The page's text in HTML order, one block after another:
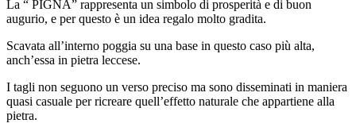
La “ PIGNA” rappresenta un simbolo di prosperità e di buon
augurio, e per questo è un idea regalo molto gradita.
Scavata all’interno poggia su una base in questo caso più alta,
anch’essa in pietra leccese.
I tagli non seguono un verso preciso ma sono disseminati in maniera
quasi casuale per ricreare quell’effetto naturale che appartiene alla
pietra.